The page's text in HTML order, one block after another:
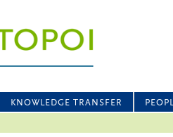
KNOWLEDGE TRANSFER